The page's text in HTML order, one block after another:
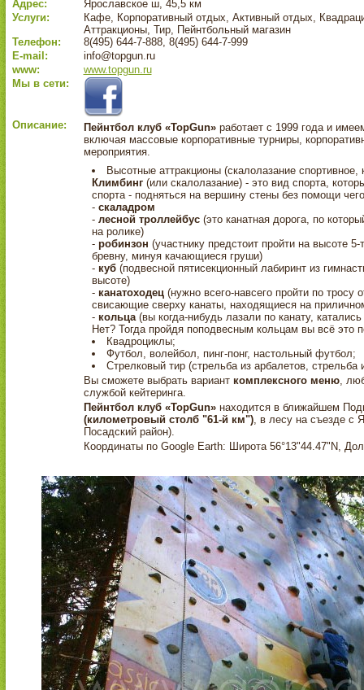
Адрес:
Ярославское ш, 45,5 км
Услуги:
Кафе, Корпоративный отдых, Активный отдых,
Аттракционы, Тир, Пейнтбольный магазин
Телефон:
8(495) 644-7-888, 8(495) 644-7-999
E-mail:
info@topgun.ru
www:
www.topgun.ru
Мы в сети:
Описание: Пейнтбол клуб «TopGun»работает с 1999 года и
включая массовые корпоративные турниры,
мероприятия.
Высотные аттракционы (скалолазание спортивное,
Климбинг(или скалолазание) - это вид спорта,
спорта - подняться на вершину стены без помощи
- скаладром
- лесной троллейбус(это канатная дорога, по
на ролике)
- робинзон (участнику предстоит пройти на высоте
бревну, минуя качающиеся груши)
- куб(подвесной пятисекционный лабиринт из
высоте)
- канатоходец(нужно всего-навсего пройти по
свисающие сверху канаты, находящиеся на
- кольца(вы когда-нибудь лазали по канату,
Нет? Тогда пройдя поподвесным кольцам вы всё это
Квадроциклы;
Футбол, волейбол, пинг-понг, настольный футбол;
Стрелковый тир (стрельба из арбалетов, стрельба
Вы сможете выбрать вариант комплексного меню,
службой кейтеринга.
Пейнтбол клуб «TopGun»находится в ближайшем
(километровый столб "61-й км"), в лесу на съезде с
Посадский район).
Координаты по Google Earth: Широта 56°13"44.47"N,